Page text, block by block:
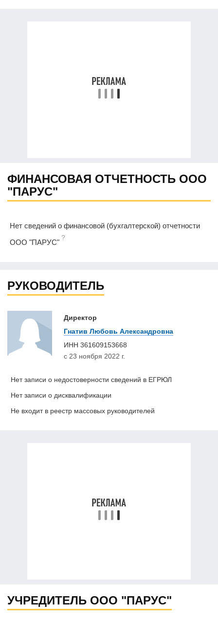
ФИНАНСОВАЯ ОТЧЕТНОСТЬ ООО
"ПАРУС"
Нет сведений о финансовой (бухгалтерской) отчетности
ООО "ПАРУС"
?
РУКОВОДИТЕЛЬ
Директор
Гнатив Любовь Александровна
ИНН 361609153668
с 23 ноября 2022 г.
Нет записи о недостоверности сведений в ЕГРЮЛ
Нет записи о дисквалификации
Не входит в реестр массовых руководителей
УЧРЕДИТЕЛЬ ООО "ПАРУС"